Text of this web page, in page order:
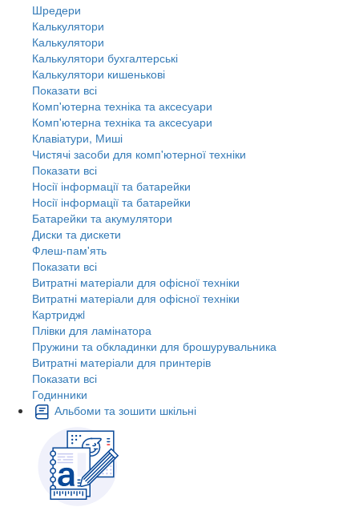
Шредери
Калькулятори
Калькулятори
Калькулятори бухгалтерські
Калькулятори кишенькові
Показати всі
Комп'ютерна техніка та аксесуари
Комп'ютерна техніка та аксесуари
Клавіатури, Миші
Чистячі засоби для комп'ютерної техніки
Показати всі
Носії інформації та батарейки
Носії інформації та батарейки
Батарейки та акумулятори
Диски та дискети
Флеш-пам'ять
Показати всі
Витратні матеріали для офісної техніки
Витратні матеріали для офісної техніки
Картриджi
Плівки для ламінатора
Пружини та обкладинки для брошурувальника
Витратні матеріали для принтерів
Показати всі
Годинники
Альбоми та зошити шкільні